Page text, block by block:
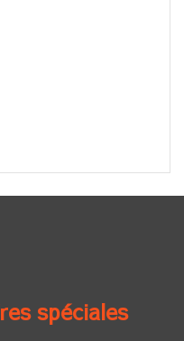
spéciales